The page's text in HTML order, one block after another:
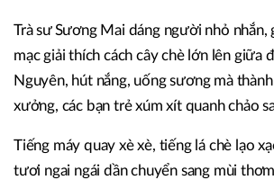
Trà sư Sương Mai dáng người nhỏ nhắn,
mạc giải thích cách cây chè lớn lên giữa
Nguyên, hút nắng, uống sương mà
xưởng, các bạn trẻ xúm xít quanh chảo
Tiếng máy quay xè xè, tiếng lá chè lạo
tươi ngai ngái dần chuyển sang mùi